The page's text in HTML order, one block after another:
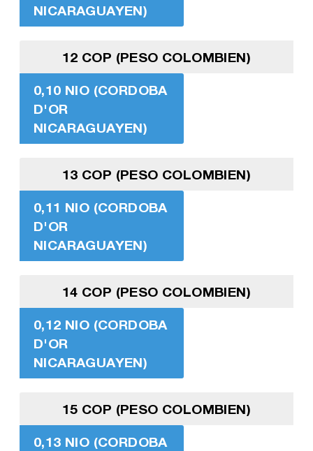
NICARAGUAYEN)
12 COP (PESO COLOMBIEN)
0,10 NIO (CORDOBA
D'OR
NICARAGUAYEN)
13 COP (PESO COLOMBIEN)
0,11 NIO (CORDOBA
D'OR
NICARAGUAYEN)
14 COP (PESO COLOMBIEN)
0,12 NIO (CORDOBA
D'OR
NICARAGUAYEN)
15 COP (PESO COLOMBIEN)
0,13 NIO (CORDOBA